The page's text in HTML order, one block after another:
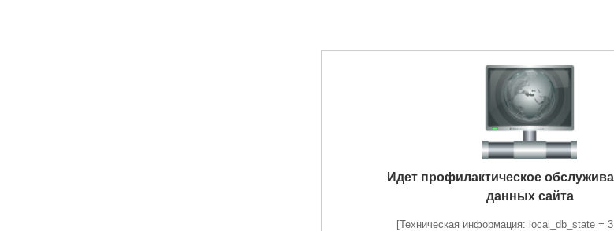
Идет профилактическое
данных сайта
[Техническая информация: local_db_state =